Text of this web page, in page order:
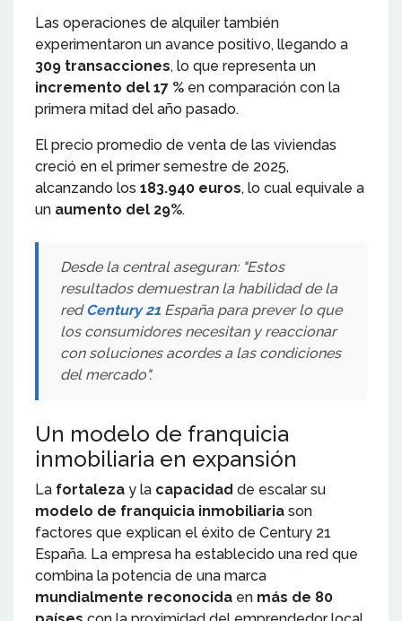
Las operaciones de alquiler también
experimentaron un avance positivo, llegando a
309 transacciones, lo que representa un
incremento del 17 % en comparación con la
primera mitad del año pasado.
El precio promedio de venta de las viviendas
creció en el primer semestre de 2025,
alcanzando los 183.940 euros, lo cual equivale a
un aumento del 29%.
Desde la central aseguran: "Estos
resultados demuestran la habilidad de la
redCentury 21 España para prever lo que
los consumidores necesitan y reaccionar
con soluciones acordes a las condiciones
del mercado".
Un modelo de franquicia
inmobiliaria en expansión
La fortaleza y la capacidad de escalar su
modelo de franquicia inmobiliaria son
factores que explican el éxito de Century 21
España. La empresa ha establecido una red que
combina la potencia de una marca
mundialmente reconocida en más de 80